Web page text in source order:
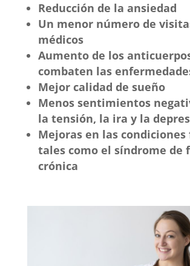
Reducción de la ansiedad
Un menor número de
médicos
Aumento de los
combaten las
Mejor calidad de sueño
Menos sentimientos
la tensión, la ira y la
Mejoras en las condiciones
tales como el síndrome de
crónica